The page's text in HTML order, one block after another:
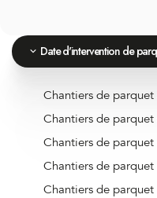
Date d'intervention de
Chantiers de parquet
Chantiers de
Chantiers de
Chantiers de
Chantiers de parquet